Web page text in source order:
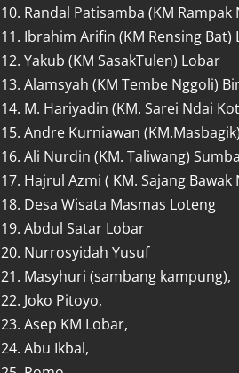
10. Randal Patisamba (KM Rampak
11. Ibrahim Arifin (KM Rensing Bat)
12. Yakub (KM SasakTulen) Lobar
13. Alamsyah (KM Tembe Nggoli)
14. M. Hariyadin (KM. Sarei Ndai
15. Andre Kurniawan
16. Ali Nurdin (KM. Taliwang)
17. Hajrul Azmi ( KM. Sajang Bawak
18. Desa Wisata Masmas Loteng
19. Abdul Satar Lobar
20. Nurrosyidah Yusuf
21. Masyhuri (sambang kampung),
22. Joko Pitoyo,
23. Asep KM Lobar,
24. Abu Ikbal,